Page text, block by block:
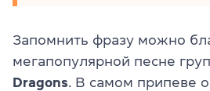
Запомнить фразу можно
мегапопулярной песне
Dragons. В самом припеве